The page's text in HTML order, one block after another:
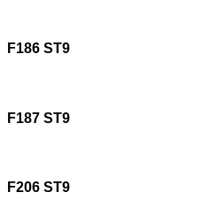
F186 ST9
F187 ST9
F206 ST9